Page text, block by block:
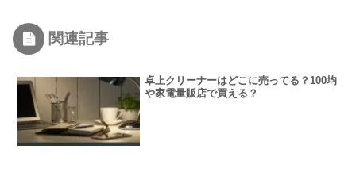
関連記事
卓上クリーナーはどこに売ってる？100均
や家電量販店で買える？